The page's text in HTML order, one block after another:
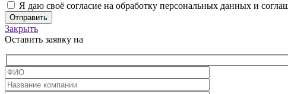
Я даю своё согласие на обработку персональных данных и
Закрыть
Оставить заявку на